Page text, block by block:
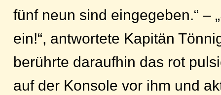
fünf neun sind eingegeben.“ –
ein!“, antwortete Kapitän
berührte daraufhin das rot
auf der Konsole vor ihm und